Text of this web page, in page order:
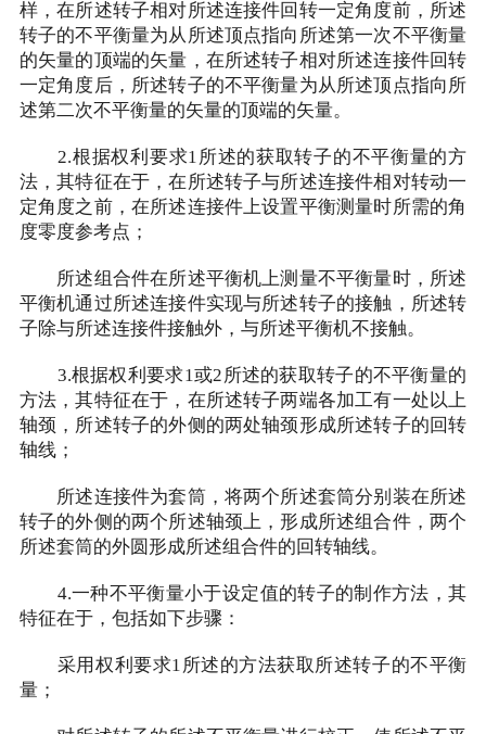
样，在所述转子相对所述连接件回转一定角度前，所述
转子的不平衡量为从所述顶点指向所述第一次不平衡量
的矢量的顶端的矢量，在所述转子相对所述连接件回转
一定角度后，所述转子的不平衡量为从所述顶点指向所
述第二次不平衡量的矢量的顶端的矢量。
2.根据权利要求1所述的获取转子的不平衡量的方
法，其特征在于，在所述转子与所述连接件相对转动一
定角度之前，在所述连接件上设置平衡测量时所需的角
度零度参考点；
所述组合件在所述平衡机上测量不平衡量时，所述
平衡机通过所述连接件实现与所述转子的接触，所述转
子除与所述连接件接触外，与所述平衡机不接触。
3.根据权利要求1或2所述的获取转子的不平衡量的
方法，其特征在于，在所述转子两端各加工有一处以上
轴颈，所述转子的外侧的两处轴颈形成所述转子的回转
轴线；
所述连接件为套筒，将两个所述套筒分别装在所述
转子的外侧的两个所述轴颈上，形成所述组合件，两个
所述套筒的外圆形成所述组合件的回转轴线。
4.一种不平衡量小于设定值的转子的制作方法，其
特征在于，包括如下步骤：
采用权利要求1所述的方法获取所述转子的不平衡
量；